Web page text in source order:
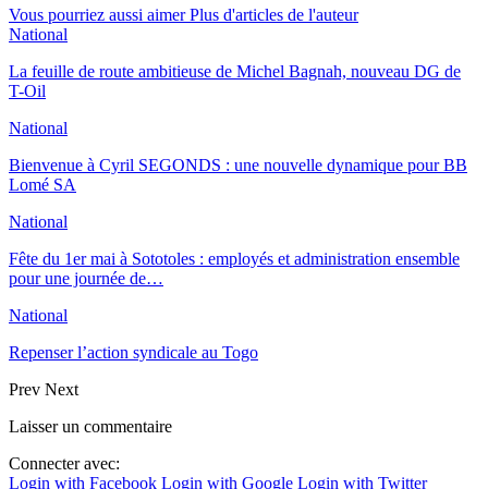
Vous pourriez aussi aimer Plus d'articles de l'auteur
National
La feuille de route ambitieuse de Michel Bagnah, nouveau DG de
T-Oil
National
Bienvenue à Cyril SEGONDS : une nouvelle dynamique pour BB
Lomé SA
National
Fête du 1er mai à Sototoles : employés et administration ensemble
pour une journée de…
National
Repenser l’action syndicale au Togo
Prev Next
Laisser un commentaire
Connecter avec:
Login with Facebook Login with Google Login with Twitter